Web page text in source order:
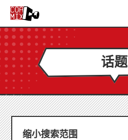
话题
缩小搜索范围